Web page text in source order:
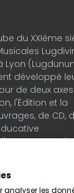
du XXIème
Lyon
développé
de deux axes
l'Édition et la
de CD,
de
les